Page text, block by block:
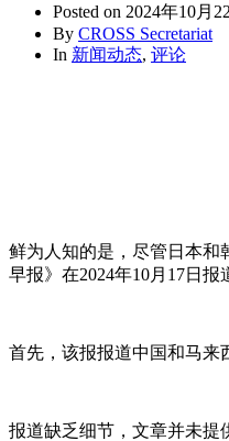
Posted on 2024年10月
By CROSS Secretariat
In 新闻动态, 评论
鲜为人知的是，尽管日本和
早报》在2024年10月17日报
首先，该报报道中国和马来
报道缺乏细节，文章并未提